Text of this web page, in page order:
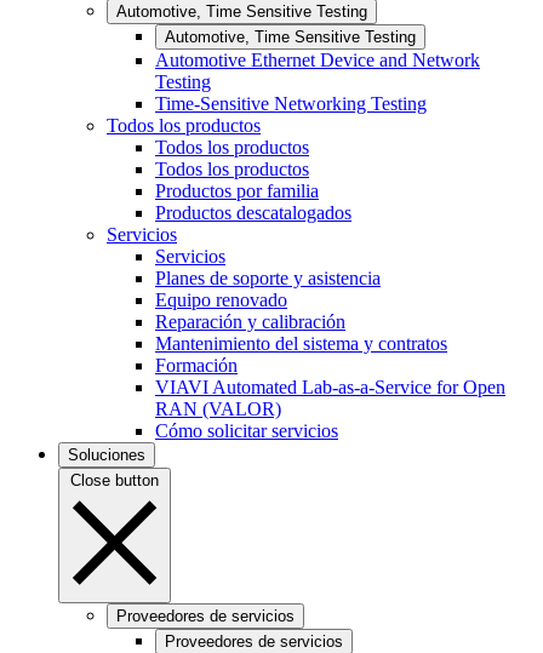
Automotive, Time Sensitive Testing
Automotive, Time Sensitive Testing
Automotive Ethernet Device and Network
Testing
Time-Sensitive Networking Testing
Todos los productos
Todos los productos
Todos los productos
Productos por familia
Productos descatalogados
Servicios
Servicios
Planes de soporte y asistencia
Equipo renovado
Reparación y calibración
Mantenimiento del sistema y contratos
Formación
VIAVI Automated Lab-as-a-Service for Open
RAN (VALOR)
Cómo solicitar servicios
Soluciones
Close button
Proveedores de servicios
Proveedores de servicios